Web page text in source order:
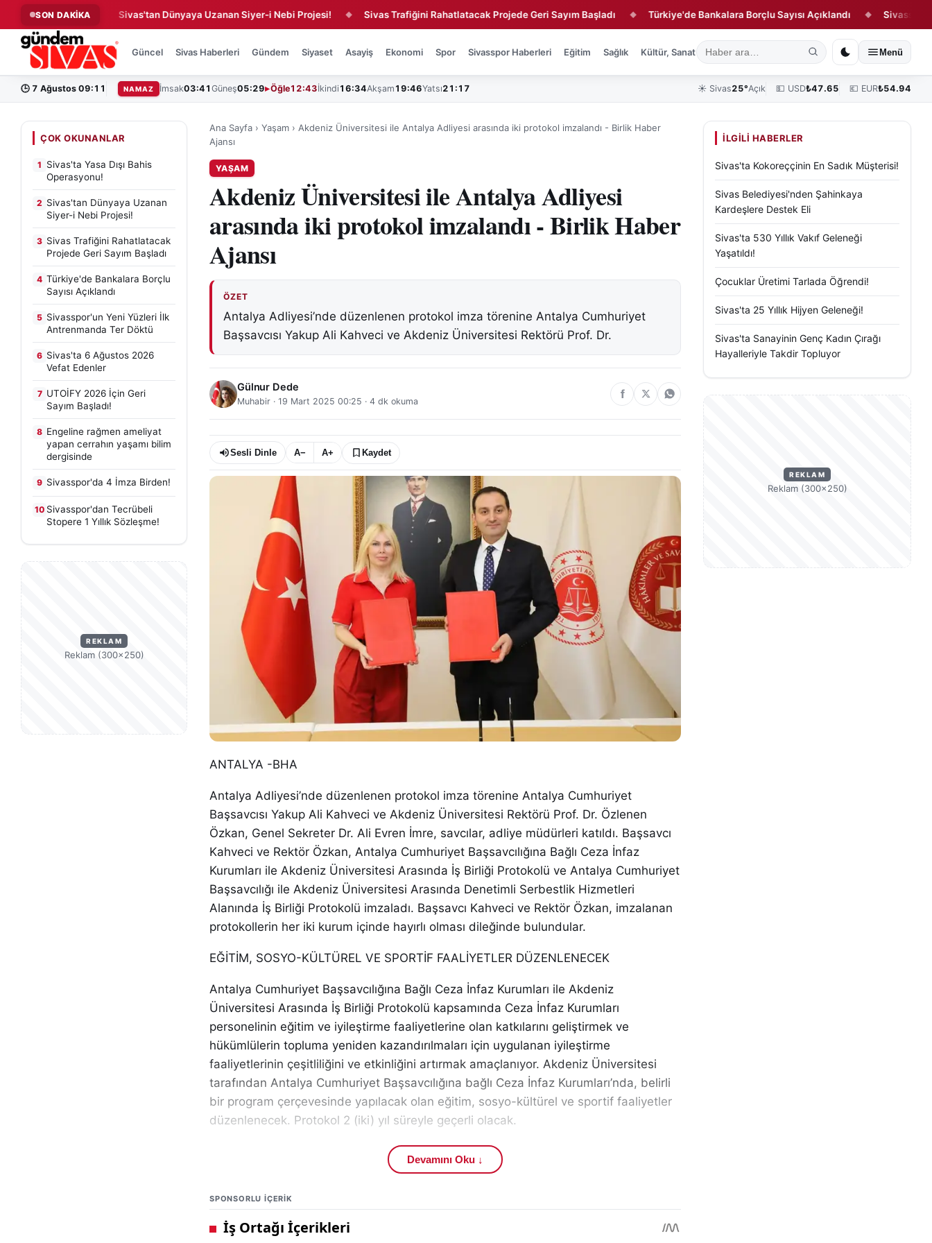
SON DAKİKA
◆ Sivas'tan Dünyaya Uzanan Siyer-i Nebi Projesi! ◆ Sivas Trafiğini Rahatlatacak Projede Geri Sayım Başladı ◆ Türkiye'de Bankalara Borçlu Sayısı Açıklandı ◆ Sivasspor'un
Güncel Sivas Haberleri Gündem Siyaset Asayiş Ekonomi Spor Sivasspor Haberleri Eğitim Sağlık Kültür, Sanat ve Tarih Yaşam Sivas Vefat Edenler Köşe
Menü
🕒 7 Ağustos 09:11 NAMAZ İmsak03:41 Güneş05:29 Öğle12:43İkindi 16:34Akşam 19:46Yatsı21:17 ☀️ Sivas25°Açık 💵 USD₺47.65 💶 EUR₺54.94
ÇOK OKUNANLAR
1 Sivas'ta Yasa Dışı Bahis
Operasyonu!
2 Sivas'tan Dünyaya Uzanan
Siyer-i Nebi Projesi!
3 Sivas Trafiğini Rahatlatacak
Projede Geri Sayım Başladı
4 Türkiye'de Bankalara Borçlu
Sayısı Açıklandı
5 Sivasspor'un Yeni Yüzleri İlk
Antrenmanda Ter Döktü
6 Sivas'ta 6 Ağustos 2026
Vefat Edenler
7 UTOİFY 2026 İçin Geri
Sayım Başladı!
8 Engeline rağmen ameliyat
yapan cerrahın yaşamı bilim
dergisinde
9 Sivasspor'da 4 İmza Birden!
10 Sivasspor'dan Tecrübeli
Stopere 1 Yıllık Sözleşme!
REKLAM
Reklam (300×250)
Ana Sayfa › Yaşam › Akdeniz Üniversitesi ile Antalya Adliyesi arasında iki protokol imzalandı - Birlik Haber
Ajansı
YAŞAM
Akdeniz Üniversitesi ile Antalya Adliyesi
arasında iki protokol imzalandı - Birlik Haber
Ajansı
ÖZET
Antalya Adliyesi’nde düzenlenen protokol imza törenine Antalya Cumhuriyet
Başsavcısı Yakup Ali Kahveci ve Akdeniz Üniversitesi Rektörü Prof. Dr.
Gülnur Dede
Muhabir · 19 Mart 2025 00:25 · 4 dk okuma
Sesli Dinle A− A+ Kaydet
ANTALYA -BHA
Antalya Adliyesi’nde düzenlenen protokol imza törenine Antalya Cumhuriyet
Başsavcısı Yakup Ali Kahveci ve Akdeniz Üniversitesi Rektörü Prof. Dr. Özlenen
Özkan, Genel Sekreter Dr. Ali Evren İmre, savcılar, adliye müdürleri katıldı. Başsavcı
Kahveci ve Rektör Özkan, Antalya Cumhuriyet Başsavcılığına Bağlı Ceza İnfaz
Kurumları ile Akdeniz Üniversitesi Arasında İş Birliği Protokolü ve Antalya Cumhuriyet
Başsavcılığı ile Akdeniz Üniversitesi Arasında Denetimli Serbestlik Hizmetleri
Alanında İş Birliği Protokolü imzaladı. Başsavcı Kahveci ve Rektör Özkan, imzalanan
protokollerin her iki kurum içinde hayırlı olması dileğinde bulundular.
EĞİTİM, SOSYO-KÜLTÜREL VE SPORTİF FAALİYETLER DÜZENLENECEK
Antalya Cumhuriyet Başsavcılığına Bağlı Ceza İnfaz Kurumları ile Akdeniz
Üniversitesi Arasında İş Birliği Protokolü kapsamında Ceza İnfaz Kurumları
personelinin eğitim ve iyileştirme faaliyetlerine olan katkılarını geliştirmek ve
hükümlülerin topluma yeniden kazandırılmaları için uygulanan iyileştirme
faaliyetlerinin çeşitliliğini ve etkinliğini artırmak amaçlanıyor. Akdeniz Üniversitesi
tarafından Antalya Cumhuriyet Başsavcılığına bağlı Ceza İnfaz Kurumları’nda, belirli
bir program çerçevesinde yapılacak olan eğitim, sosyo-kültürel ve sportif faaliyetler
düzenlenecek. Protokol 2 (iki) yıl süreyle geçerli olacak.
HÜKÜMLÜLERİ TOPLUMA KAZANDIRILMASI ÇALIŞMALARI
Serbestlik Hizmetleri Alanında İş Birliği Protokolü kapsamında denetimli serbestlik
tedbiri uygulanan yükümlülerin ve eski hükümlülerin kişisel gelişimlerine katkı
sağlayarak suç işlemelerinin önüne geçilmesi ve yeniden topluma kazandırılmaları
Devamını Oku ↓
SPONSORLU IÇERIK
İLGILI HABERLER
Sivas'ta Kokoreççinin En Sadık Müşterisi!
Sivas Belediyesi'nden Şahinkaya
Kardeşlere Destek Eli
Sivas'ta 530 Yıllık Vakıf Geleneği
Yaşatıldı!
Çocuklar Üretimi Tarlada Öğrendi!
Sivas'ta 25 Yıllık Hijyen Geleneği!
Sivas'ta Sanayinin Genç Kadın Çırağı
Hayalleriyle Takdir Topluyor
REKLAM
Reklam (300×250)